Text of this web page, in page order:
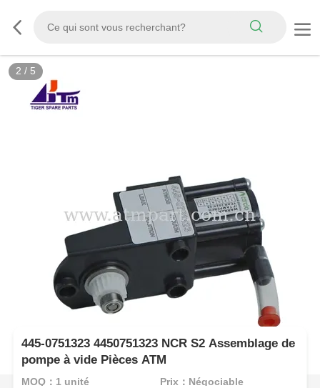
2 / 5
445-0751323 4450751323 NCR S2 Assemblage de
pompe à vide Pièces ATM
MOQ：1 unité Prix：Négociable